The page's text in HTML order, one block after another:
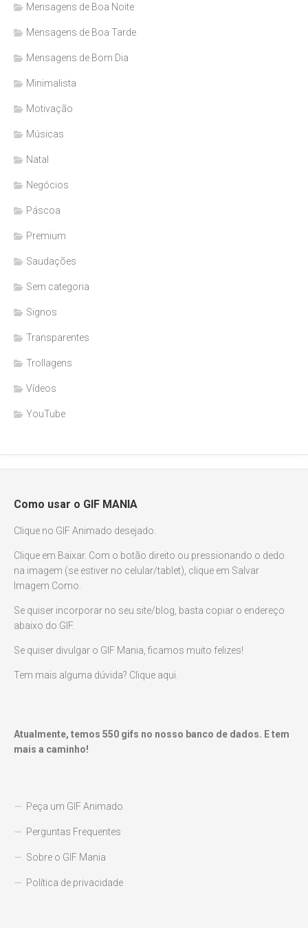
Mensagens de Boa Noite
Mensagens de Boa Tarde
Mensagens de Bom Dia
Minimalista
Motivação
Músicas
Natal
Negócios
Páscoa
Premium
Saudações
Sem categoria
Signos
Transparentes
Trollagens
Vídeos
YouTube
Como usar o GIF MANIA
Clique no GIF Animado desejado.
Clique em Baixar. Com o botão direito ou pressionando o dedo
na imagem (se estiver no celular/tablet), clique em Salvar
Imagem Como.
Se quiser incorporar no seu site/blog, basta copiar o endereço
abaixo do GIF.
Se quiser divulgar o GIF Mania, ficamos muito felizes!
Tem mais alguma dúvida? Clique aqui.
Atualmente, temos 550 gifs no nosso banco de dados. E tem
mais a caminho!
Peça um GIF Animado
Perguntas Frequentes
Sobre o GIF Mania
Política de privacidade